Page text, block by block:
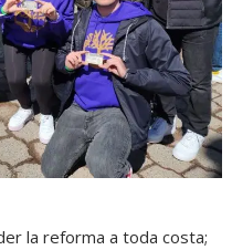
la reforma a toda costa;